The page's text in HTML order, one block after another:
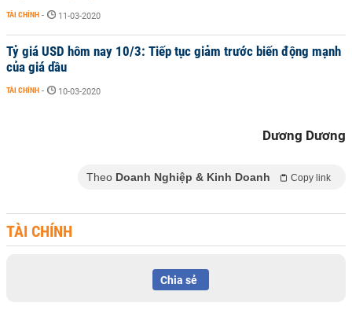
TÀI CHÍNH - 11-03-2020
Tỷ giá USD hôm nay 10/3: Tiếp tục giảm trước biến động mạnh
của giá dầu
TÀI CHÍNH - 10-03-2020
Dương Dương
Theo Doanh Nghiệp & Kinh Doanh Copy link
TÀI CHÍNH
Chia sẻ